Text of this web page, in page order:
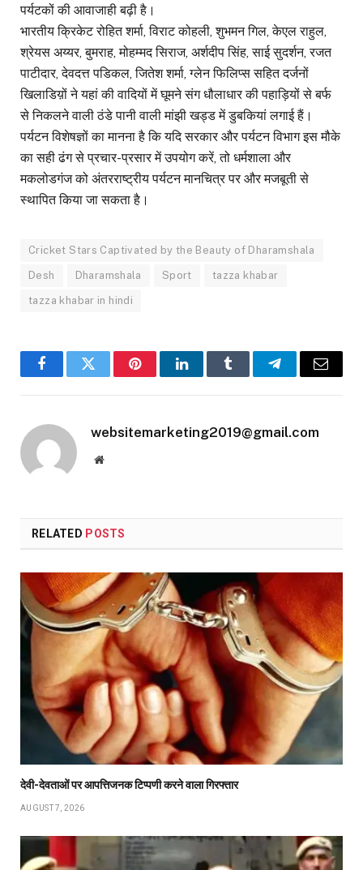
पर्यटकों की आवाजाही बढ़ी है।
भारतीय क्रिकेट रोहित शर्मा, विराट कोहली, शुभमन गिल, केएल राहुल,
श्रेयस अय्यर, बुमराह, मोहम्मद सिराज, अर्शदीप सिंह, साई सुदर्शन, रजत
पाटीदार, देवदत्त पडिकल, जितेश शर्मा, ग्लेन फिलिप्स सहित दर्जनों
खिलाडिय़ों ने यहां की वादियों में घूमने संग धौलाधार की पहाड़ियों से बर्फ
से निकलने वाली ठंडे पानी वाली मांझी खड्ड में डुबकियां लगाई हैं।
पर्यटन विशेषज्ञों का मानना है कि यदि सरकार और पर्यटन विभाग इस मौके
का सही ढंग से प्रचार-प्रसार में उपयोग करें, तो धर्मशाला और
मकलोडगंज को अंतरराष्ट्रीय पर्यटन मानचित्र पर और मजबूती से
स्थापित किया जा सकता है।
Cricket Stars Captivated by the Beauty of Dharamshala
Desh Dharamshala Sport tazza khabar
tazza khabar in hindi
FacebookTwitter PinterestLinkedInTumblr TelegramEmail
websitemarketing2019@gmail.com
Website
RELATED POSTS
देवी-देवताओं पर आपत्तिजनक टिप्पणी करने वाला गिरफ्तार
AUGUST 7, 2026